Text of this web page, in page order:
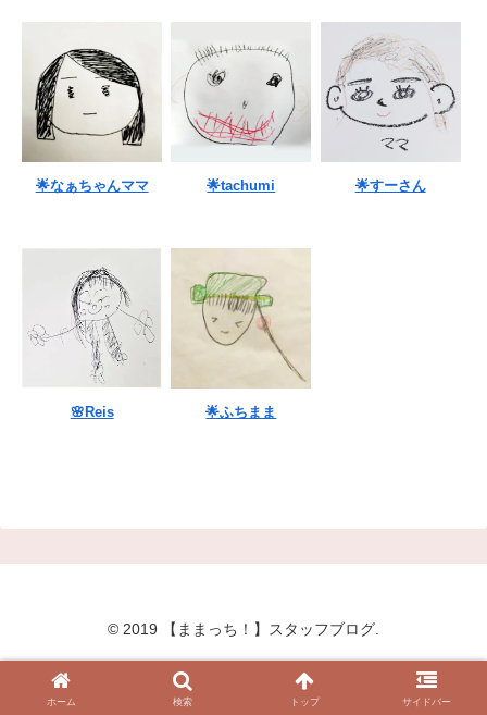
🌟なぁちゃんママ 🌟tachumi 🌟すーさん
🌸Reis 🌟ふちまま
© 2019 【ままっち！】スタッフブログ.
ホーム 検索 トップ サイドバー